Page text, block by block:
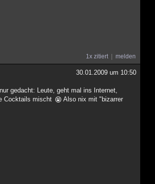
1x zitiert melden
30.01.2009 um 10:50
gedacht: Leute, geht mal ins Internet,
Cocktails mischt
Also nix mit "bizarrer